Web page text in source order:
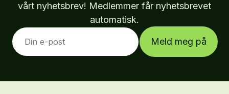
vårt nyhetsbrev! Medlemmer får nyhetsbrevet
automatisk.
Meld meg på